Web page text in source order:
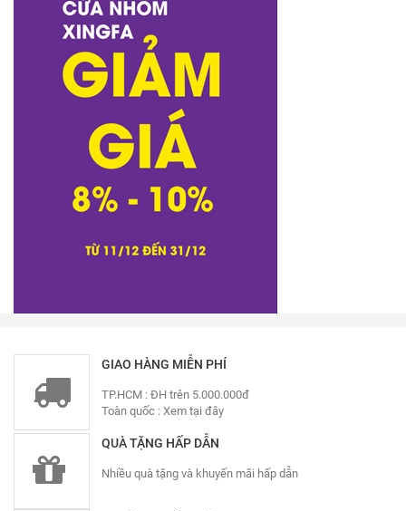
GIAO HÀNG MIỄN PHÍ
TP.HCM : ĐH trên 5.000.000đ
Toàn quốc : Xem tại đây
QUÀ TẶNG HẤP DẪN
Nhiều quà tặng và khuyến mãi hấp dẫn